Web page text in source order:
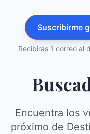
Suscribirme
Recibirás 1 correo al
Encuentra los
próximo de